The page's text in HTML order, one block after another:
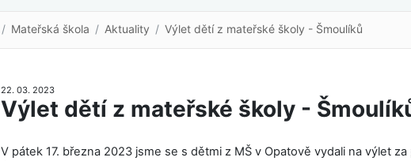
Mateřská škola Aktuality Výlet dětí z mateřské školy - Šmoulíků
22. 03. 2023
Výlet dětí z mateřské školy -
V pátek 17. března 2023 jsme se s dětmi z MŠ v Opatově vydali na výlet